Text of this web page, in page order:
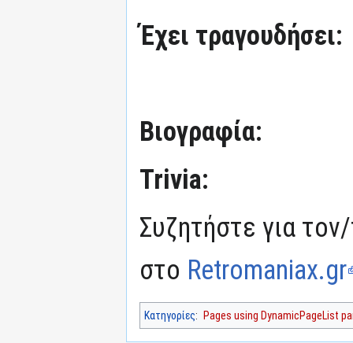
Έχει τραγουδήσει:
Βιογραφία:
Trivia:
Συζητήστε για
στο Retromaniax.gr
Κατηγορίες: Pages using DynamicPageList